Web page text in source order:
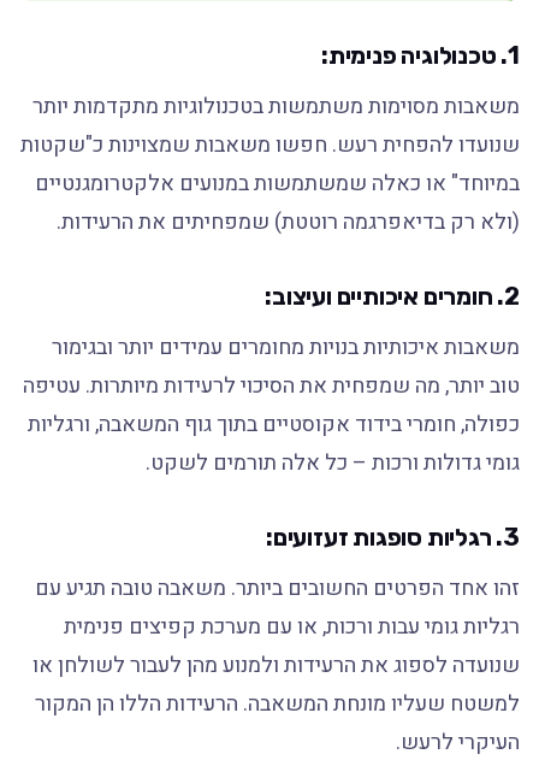
1. טכנולוגיה פנימית:
משאבות מסוימות משתמשות בטכנולוגיות מתקדמות יותר
שנועדו להפחית רעש. חפשו משאבות שמצוינות כ"שקטות
במיוחד" או כאלה שמשתמשות במנועים אלקטרומגנטיים
(ולא רק בדיאפרגמה רוטטת) שמפחיתים את הרעידות.
2. חומרים איכותיים ועיצוב:
משאבות איכותיות בנויות מחומרים עמידים יותר ובגימור
טוב יותר, מה שמפחית את הסיכוי לרעידות מיותרות. עטיפה
כפולה, חומרי בידוד אקוסטיים בתוך גוף המשאבה, ורגליות
גומי גדולות ורכות – כל אלה תורמים לשקט.
3. רגליות סופגות זעזועים:
זהו אחד הפרטים החשובים ביותר. משאבה טובה תגיע עם
רגליות גומי עבות ורכות, או עם מערכת קפיצים פנימית
שנועדה לספוג את הרעידות ולמנוע מהן לעבור לשולחן או
למשטח שעליו מונחת המשאבה. הרעידות הללו הן המקור
העיקרי לרעש.